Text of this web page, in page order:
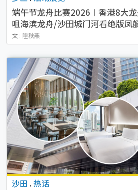
端午节龙舟比赛2026︱香港8大
咀海滨龙舟/沙田城门河看绝版凤
文 : 陸秋燕
沙田 . 热话